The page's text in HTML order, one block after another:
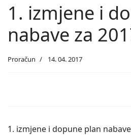
1. izmjene i
nabave za
Proračun 14. 04. 2017
1. izmjene i dopune plan